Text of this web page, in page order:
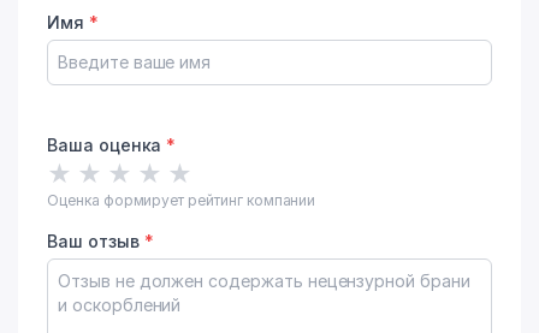
Имя *
Ваша оценка *
★ ★ ★ ★ ★
Оценка формирует рейтинг компании
Ваш отзыв *